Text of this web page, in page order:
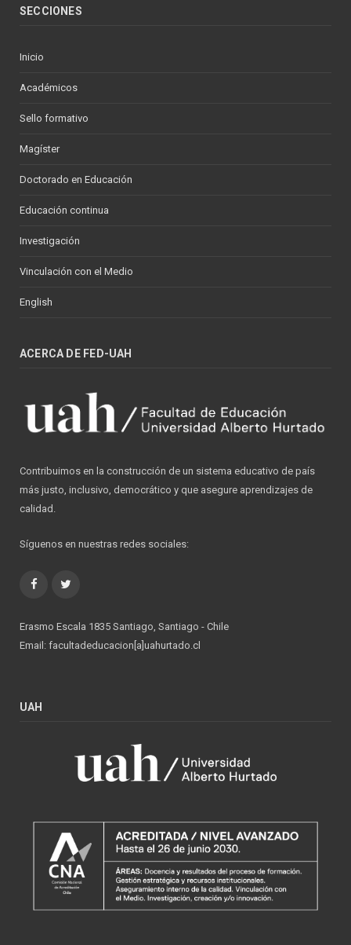
SECCIONES
Inicio
Académicos
Sello formativo
Magíster
Doctorado en Educación
Educación continua
Investigación
Vinculación con el Medio
English
ACERCA DE FED-UAH
Contribuimos en la construcción de un sistema educativo de país
más justo, inclusivo, democrático y que asegure aprendizajes de
calidad.
Síguenos en nuestras redes sociales:
Facebook
Erasmo Escala 1835 Santiago, Santiago - Chile
Email: facultadeducacion[a]uahurtado.cl
UAH